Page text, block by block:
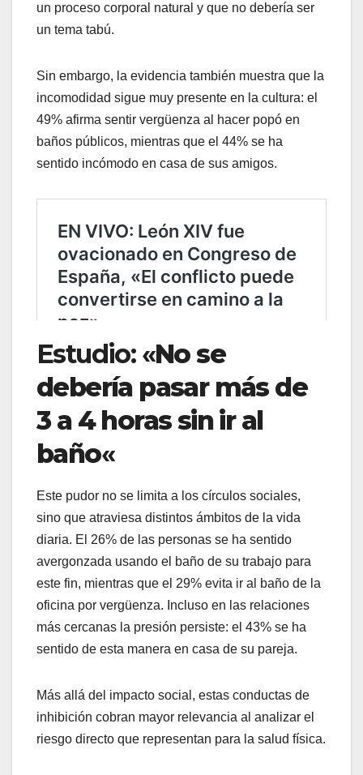
un proceso corporal natural y que no debería ser
un tema tabú.
Sin embargo, la evidencia también muestra que la
incomodidad sigue muy presente en la cultura: el
49% afirma sentir vergüenza al hacer popó en
baños públicos, mientras que el 44% se ha
sentido incómodo en casa de sus amigos.
Estudio: «No se
debería pasar más de
3 a 4 horas sin ir al
baño«
Este pudor no se limita a los círculos sociales,
sino que atraviesa distintos ámbitos de la vida
diaria. El 26% de las personas se ha sentido
avergonzada usando el baño de su trabajo para
este fin, mientras que el 29% evita ir al baño de la
oficina por vergüenza. Incluso en las relaciones
más cercanas la presión persiste: el 43% se ha
sentido de esta manera en casa de su pareja.
Más allá del impacto social, estas conductas de
inhibición cobran mayor relevancia al analizar el
riesgo directo que representan para la salud física.